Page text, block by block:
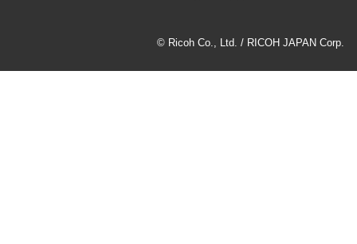
© Ricoh Co., Ltd. / RICOH JAPAN Corp.